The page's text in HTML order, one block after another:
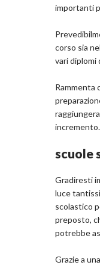
importanti
corso sia
vari diplomi
Rammenta
scuole
Gradiresti
luce
scolastico
preposto,
potrebbe
Grazie a